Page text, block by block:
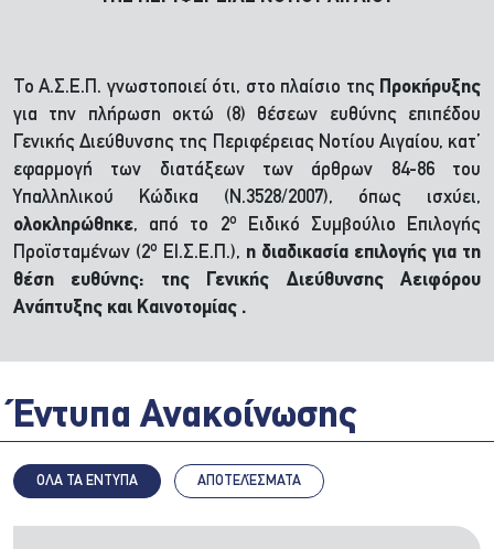
Το Α.Σ.Ε.Π. γνωστοποιεί ότι, στο πλαίσιο της Προκήρυξης
για την πλήρωση οκτώ (8) θέσεων ευθύνης επιπέδου
Γενικής Διεύθυνσης της Περιφέρειας Νοτίου Αιγαίου, κατ’
εφαρμογή των διατάξεων των άρθρων 84-86 του
Υπαλληλικού Κώδικα (Ν.3528/2007), όπως ισχύει,
ολοκληρώθηκε, από το 2ο
Ειδικό Συμβούλιο Επιλογής
Προϊσταμένων (2ο ΕΙ.Σ.Ε.Π.), η διαδικασία επιλογής για τη
θέση ευθύνης: της Γενικής Διεύθυνσης Αειφόρου
Ανάπτυξης και Καινοτομίας .
Έντυπα Ανακοίνωσης
ΟΛΑ ΤΑ ΕΝΤΥΠΑ ΑΠΟΤΕΛΈΣΜΑΤΑ